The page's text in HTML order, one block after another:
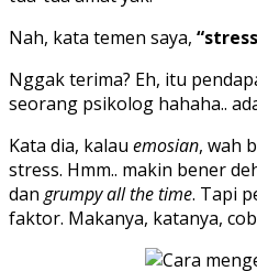
Nah, kata temen saya,
Nggak terima? Eh, itu
seorang psikolog hahaha..
Kata dia, kalau emosian, wah
stress. Hmm.. makin bener
dan grumpy all the time. Tapi
faktor. Makanya, katanya,